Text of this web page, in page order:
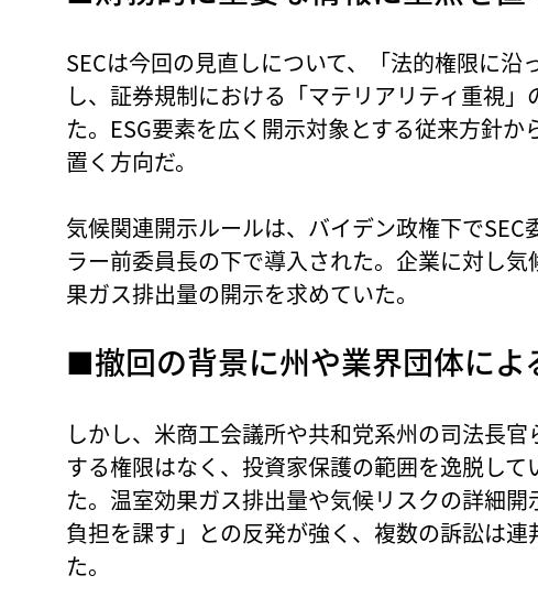
SECは今回の見直しについて、「法的権限に
し、証券規制における「マテリアリティ重視
た。ESG要素を広く開示対象とする従来方針
置く方向だ。
気候関連開示ルールは、バイデン政権下で
ラー前委員長の下で導入された。企業に対し
果ガス排出量の開示を求めていた。
■撤回の背景に州や業界団体によ
しかし、米商工会議所や共和党系州の司法長
する権限はなく、投資家保護の範囲を逸脱し
た。温室効果ガス排出量や気候リスクの詳細
負担を課す」との反発が強く、複数の訴訟は
た。